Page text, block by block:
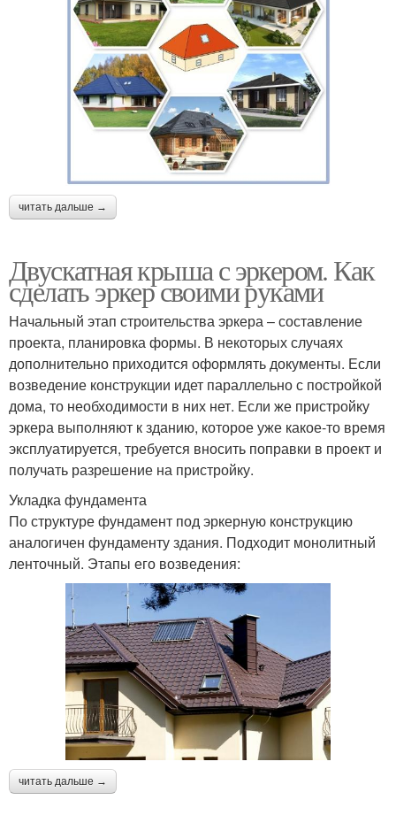
читать дальше →
Двускатная крыша с эркером. Как
сделать эркер своими руками
Начальный этап строительства эркера – составление
проекта, планировка формы. В некоторых случаях
дополнительно приходится оформлять документы. Если
возведение конструкции идет параллельно с постройкой
дома, то необходимости в них нет. Если же пристройку
эркера выполняют к зданию, которое уже какое-то время
эксплуатируется, требуется вносить поправки в проект и
получать разрешение на пристройку.
Укладка фундамента
По структуре фундамент под эркерную конструкцию
аналогичен фундаменту здания. Подходит монолитный
ленточный. Этапы его возведения:
читать дальше →